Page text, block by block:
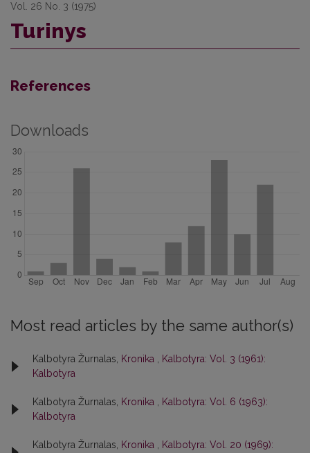
Vol. 26 No. 3 (1975)
Turinys
References
Downloads
Most read articles by the same author(s)
Kalbotyra Žurnalas, Kronika
Kalbotyra: Vol. 3 (1961):
Kalbotyra
Kalbotyra Žurnalas, Kronika
Kalbotyra: Vol. 6 (1963):
Kalbotyra
Kalbotyra Žurnalas, Kronika
Kalbotyra: Vol. 20 (1969):